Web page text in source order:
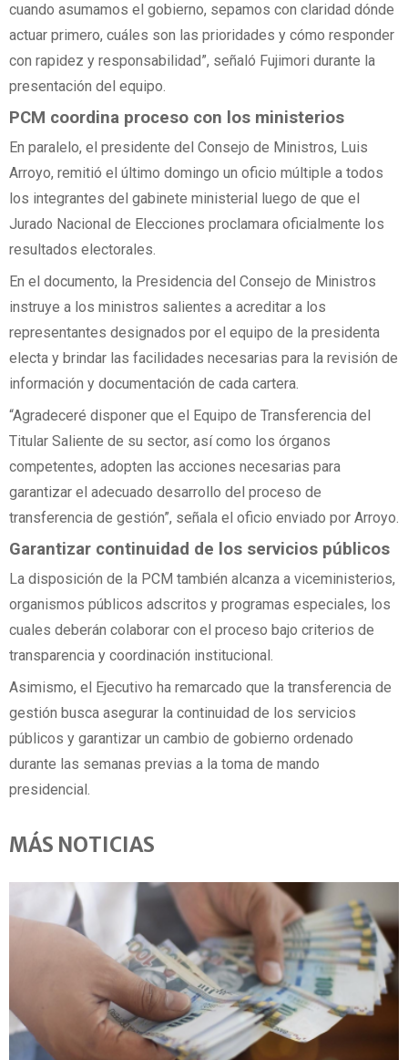
cuando asumamos el gobierno, sepamos con claridad dónde
actuar primero, cuáles son las prioridades y cómo responder
con rapidez y responsabilidad”, señaló Fujimori durante la
presentación del equipo.
PCM coordina proceso con los ministerios
En paralelo, el presidente del Consejo de Ministros, Luis
Arroyo, remitió el último domingo un oficio múltiple a todos
los integrantes del gabinete ministerial luego de que el
Jurado Nacional de Elecciones proclamara oficialmente los
resultados electorales.
En el documento, la Presidencia del Consejo de Ministros
instruye a los ministros salientes a acreditar a los
representantes designados por el equipo de la presidenta
electa y brindar las facilidades necesarias para la revisión de
información y documentación de cada cartera.
“Agradeceré disponer que el Equipo de Transferencia del
Titular Saliente de su sector, así como los órganos
competentes, adopten las acciones necesarias para
garantizar el adecuado desarrollo del proceso de
transferencia de gestión”, señala el oficio enviado por Arroyo.
Garantizar continuidad de los servicios públicos
La disposición de la PCM también alcanza a viceministerios,
organismos públicos adscritos y programas especiales, los
cuales deberán colaborar con el proceso bajo criterios de
transparencia y coordinación institucional.
Asimismo, el Ejecutivo ha remarcado que la transferencia de
gestión busca asegurar la continuidad de los servicios
públicos y garantizar un cambio de gobierno ordenado
durante las semanas previas a la toma de mando
presidencial.
MÁS NOTICIAS